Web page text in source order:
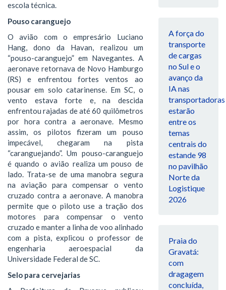
escola técnica.
Pouso caranguejo
O avião com o empresário Luciano
Hang, dono da Havan, realizou um
“pouso-caranguejo” em Navegantes. A
aeronave retornava de Novo Hamburgo
(RS) e enfrentou fortes ventos ao
pousar em solo catarinense. Em SC, o
vento estava forte e, na descida
enfrentou rajadas de até 60 quilômetros
por hora contra a aeronave. Mesmo
assim, os pilotos fizeram um pouso
impecável, chegaram na pista
“caranguejando”. Um pouso-caranguejo
é quando o avião realiza um pouso de
lado. Trata-se de uma manobra segura
na aviação para compensar o vento
cruzado contra a aeronave. A manobra
permite que o piloto use a tração dos
motores para compensar o vento
cruzado e manter a linha de voo alinhado
com a pista, explicou o professor de
engenharia aeroespacial da
Universidade Federal de SC.
Selo para cervejarias
A força do
transporte
de cargas
no Sul e o
avanço da
IA nas
transportadoras
estarão
entre os
temas
centrais do
estande 98
no pavilhão
Norte da
Logistique
2026
Praia do
Gravatá:
com
dragagem
concluída,